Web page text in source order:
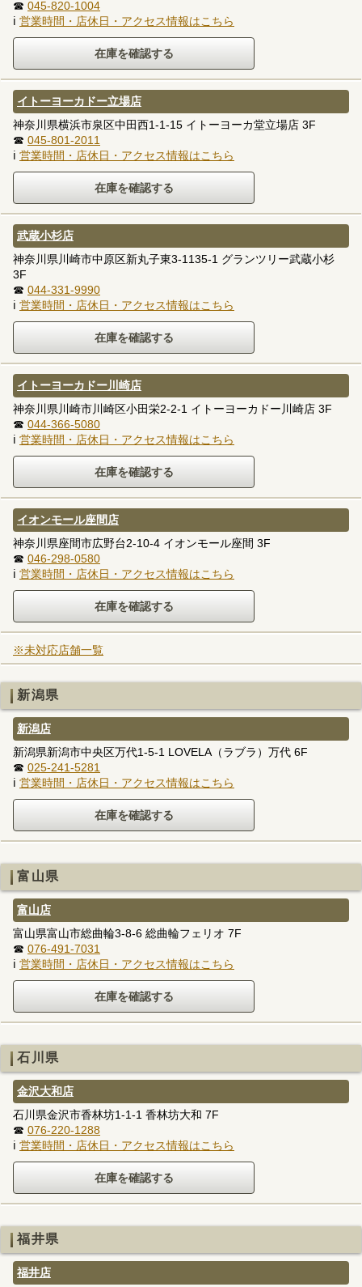
☎ 045-820-1004
ℹ 営業時間・店休日・アクセス情報はこちら
イトーヨーカドー立場店
神奈川県横浜市泉区中田西1-1-15 イトーヨーカ堂立場店 3F
☎ 045-801-2011
ℹ 営業時間・店休日・アクセス情報はこちら
武蔵小杉店
神奈川県川崎市中原区新丸子東3-1135-1 グランツリー武蔵小杉
3F
☎ 044-331-9990
ℹ 営業時間・店休日・アクセス情報はこちら
イトーヨーカドー川崎店
神奈川県川崎市川崎区小田栄2-2-1 イトーヨーカドー川崎店 3F
☎ 044-366-5080
ℹ 営業時間・店休日・アクセス情報はこちら
イオンモール座間店
神奈川県座間市広野台2-10-4 イオンモール座間 3F
☎ 046-298-0580
ℹ 営業時間・店休日・アクセス情報はこちら
※未対応店舗一覧
新潟県
新潟店
新潟県新潟市中央区万代1-5-1 LOVELA（ラブラ）万代 6F
☎ 025-241-5281
ℹ 営業時間・店休日・アクセス情報はこちら
富山県
富山店
富山県富山市総曲輪3-8-6 総曲輪フェリオ 7F
☎ 076-491-7031
ℹ 営業時間・店休日・アクセス情報はこちら
石川県
金沢大和店
石川県金沢市香林坊1-1-1 香林坊大和 7F
☎ 076-220-1288
ℹ 営業時間・店休日・アクセス情報はこちら
福井県
福井店